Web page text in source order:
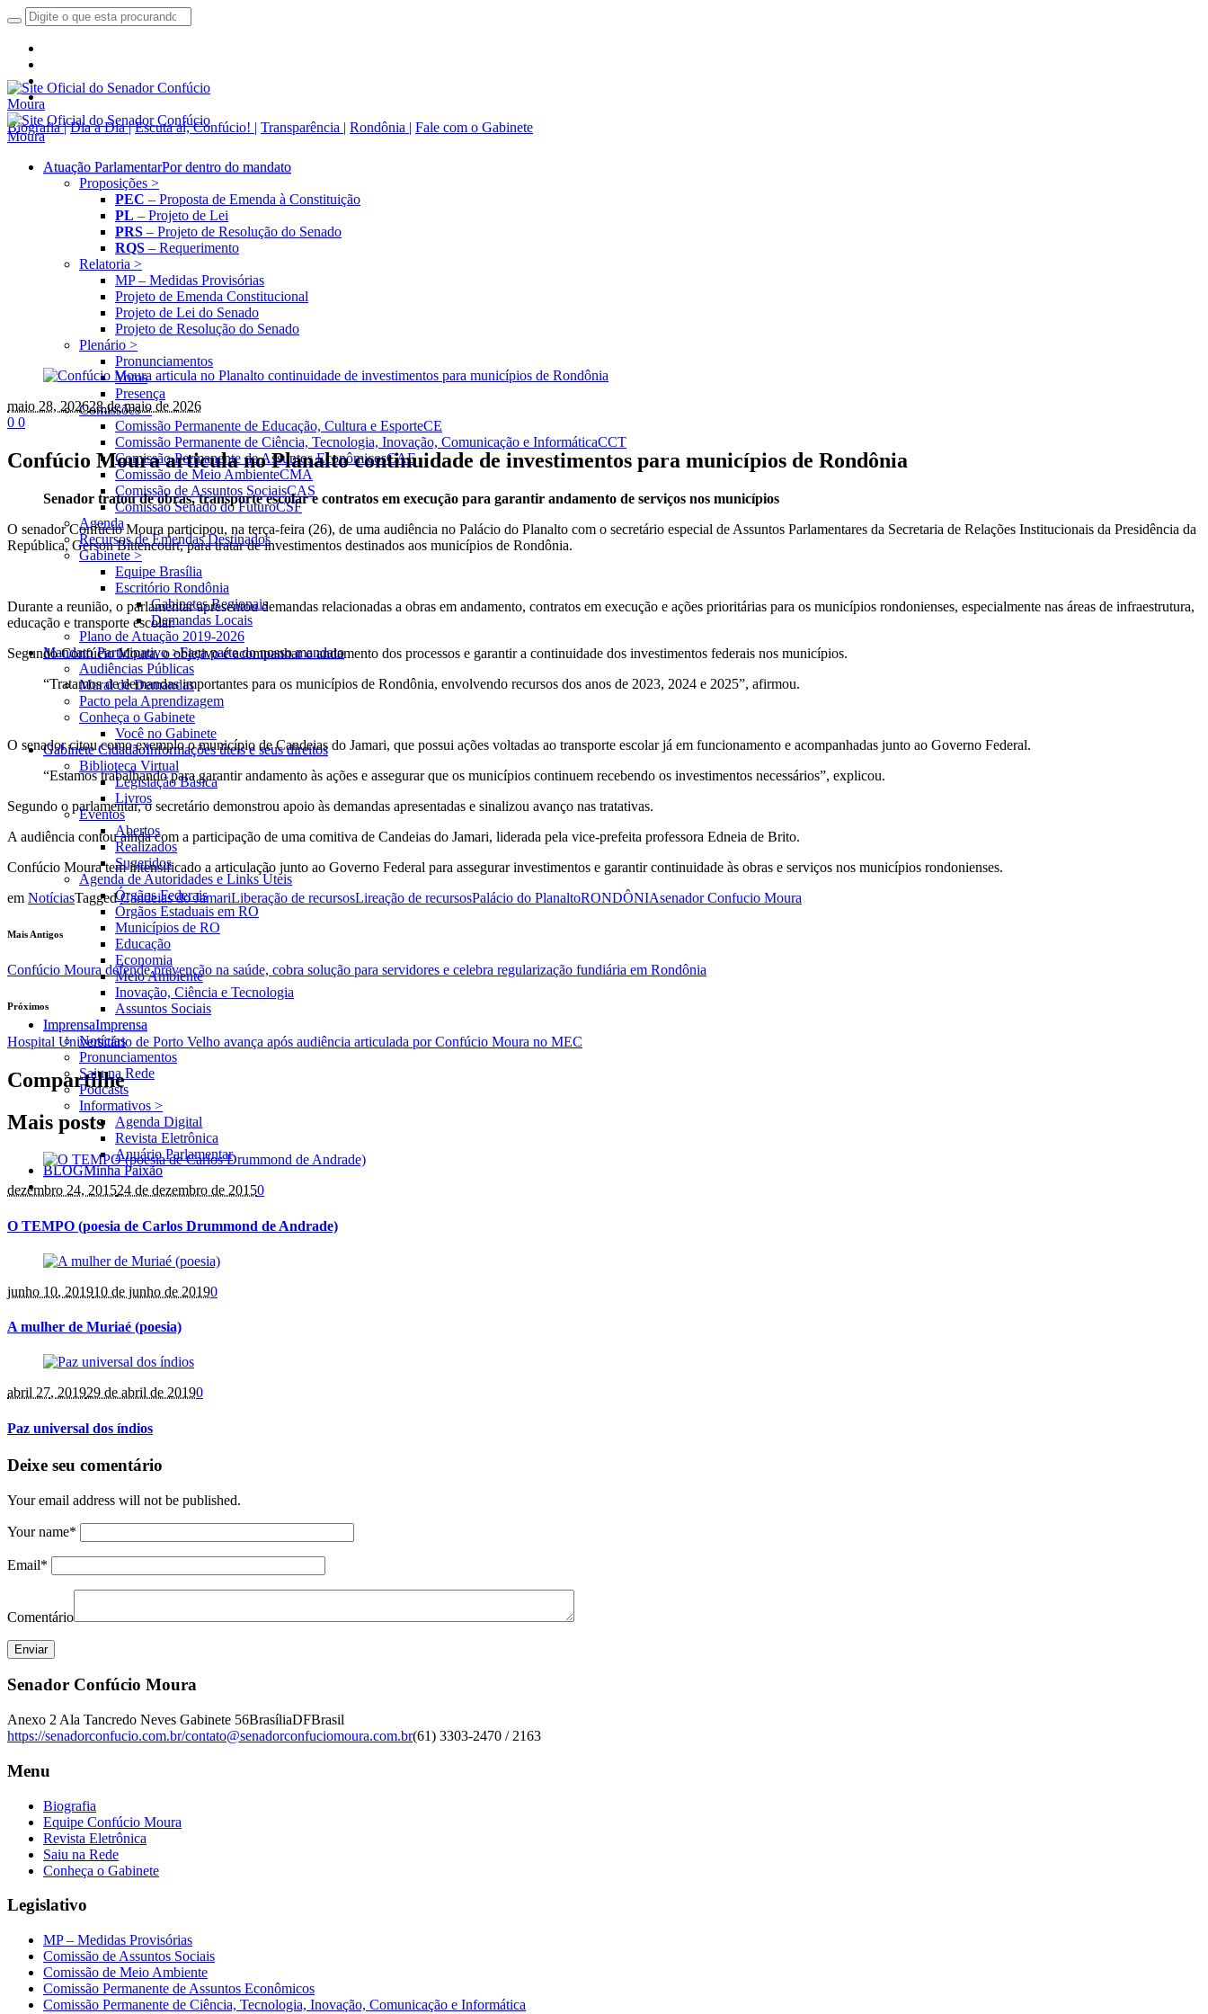
Biografia | Dia a Dia | Escuta aí, Confúcio! | Transparência | Rondônia | Fale com o Gabinete
Atuação ParlamentarPor dentro do mandato
Proposições >
PEC – Proposta de Emenda à Constituição
PL – Projeto de Lei
PRS – Projeto de Resolução do Senado
RQS – Requerimento
Relatoria >
MP – Medidas Provisórias
Projeto de Emenda Constitucional
Projeto de Lei do Senado
Projeto de Resolução do Senado
Plenário >
Pronunciamentos
Votos
Presença
Comissões >
Comissão Permanente de Educação, Cultura e EsporteCE
Comissão Permanente de Ciência, Tecnologia, Inovação, Comunicação e InformáticaCCT
Comissão Permanente de Assuntos EconômicosCAE
Comissão de Meio AmbienteCMA
Comissão de Assuntos SociaisCAS
Comissão Senado do FuturoCSF
Agenda
Recursos de Emendas Destinados
Gabinete >
Equipe Brasília
Escritório Rondônia
Gabinetes Regionais
Demandas Locais
Plano de Atuação 2019-2026
Mandato Participativo >Faça parte do nosso mandato
Audiências Públicas
Mural de Demandas
Pacto pela Aprendizagem
Conheça o Gabinete
Você no Gabinete
Gabinete CidadãoInformações úteis e seus direitos
Biblioteca Virtual
Legislação Básica
Livros
Eventos
Abertos
Realizados
Sugeridos
Agenda de Autoridades e Links Úteis
Órgãos Federais
Órgãos Estaduais em RO
Municípios de RO
Educação
Economia
Meio Ambiente
Inovação, Ciência e Tecnologia
Assuntos Sociais
ImprensaImprensa
Notícias
Pronunciamentos
Saiu na Rede
Podcasts
Informativos >
Agenda Digital
Revista Eletrônica
Anuário Parlamentar
BLOGMinha Paixão
maio 28, 202628 de maio de 2026
0 0
Confúcio Moura articula no Planalto continuidade de investimentos para municípios de Rondônia
Senador tratou de obras, transporte escolar e contratos em execução para garantir andamento de serviços nos municípios
O senador Confúcio Moura participou, na terça-feira (26), de uma audiência no Palácio do Planalto com o secretário especial de Assuntos Parlamentares da Secretaria de Relações Institucionais da Presidência da
República, Gerson Bittencourt, para tratar de investimentos destinados aos municípios de Rondônia.
Durante a reunião, o parlamentar apresentou demandas relacionadas a obras em andamento, contratos em execução e ações prioritárias para os municípios rondonienses, especialmente nas áreas de infraestrutura,
educação e transporte escolar.
Segundo Confúcio Moura, o objetivo é acompanhar o andamento dos processos e garantir a continuidade dos investimentos federais nos municípios.
“Tratamos de demandas importantes para os municípios de Rondônia, envolvendo recursos dos anos de 2023, 2024 e 2025”, afirmou.
O senador citou como exemplo o município de Candeias do Jamari, que possui ações voltadas ao transporte escolar já em funcionamento e acompanhadas junto ao Governo Federal.
“Estamos trabalhando para garantir andamento às ações e assegurar que os municípios continuem recebendo os investimentos necessários”, explicou.
Segundo o parlamentar, o secretário demonstrou apoio às demandas apresentadas e sinalizou avanço nas tratativas.
A audiência contou ainda com a participação de uma comitiva de Candeias do Jamari, liderada pela vice-prefeita professora Edneia de Brito.
Confúcio Moura tem intensificado a articulação junto ao Governo Federal para assegurar investimentos e garantir continuidade às obras e serviços nos municípios rondonienses.
em NotíciasTaggedCandeias do JamariLiberação de recursosLireação de recursosPalácio do PlanaltoRONDÔNIAsenador Confucio Moura
Mais Antigos
Confúcio Moura defende prevenção na saúde, cobra solução para servidores e celebra regularização fundiária em Rondônia
Próximos
Hospital Universitário de Porto Velho avança após audiência articulada por Confúcio Moura no MEC
Compartilhe
Mais posts
dezembro 24, 201524 de dezembro de 20150
O TEMPO (poesia de Carlos Drummond de Andrade)
junho 10, 201910 de junho de 20190
A mulher de Muriaé (poesia)
abril 27, 201929 de abril de 20190
Paz universal dos índios
Deixe seu comentário
Your email address will not be published.
Your name*
Email*
Comentário
Senador Confúcio Moura
Anexo 2 Ala Tancredo Neves Gabinete 56BrasíliaDFBrasil
https://senadorconfucio.com.br/contato@senadorconfuciomoura.com.br(61) 3303-2470 / 2163
Menu
Biografia
Equipe Confúcio Moura
Revista Eletrônica
Saiu na Rede
Conheça o Gabinete
Legislativo
MP – Medidas Provisórias
Comissão de Assuntos Sociais
Comissão de Meio Ambiente
Comissão Permanente de Assuntos Econômicos
Comissão Permanente de Ciência, Tecnologia, Inovação, Comunicação e Informática